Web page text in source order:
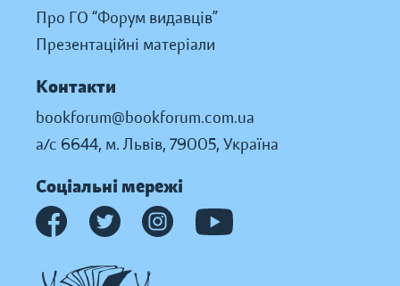
Про ГО “Форум видавців”
Презентаційні матеріали
Контакти
bookforum@bookforum.com.ua
а/с 6644, м. Львів, 79005, Україна
Соціальні мережі